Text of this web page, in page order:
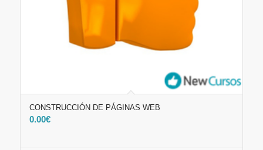
CONSTRUCCIÓN DE PÁGINAS WEB
0.00€